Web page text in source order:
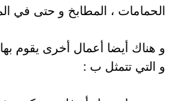
الحمامات ، المطابخ و حتى في
و هناك أيضا أعمال أخرى يقوم
و التي تتمثل ب :